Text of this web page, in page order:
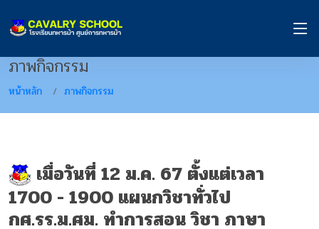
ภาพกิจกรรม
หน้าหลัก ภาพกิจกรรม
เมื่อวันที่ 12 ม.ค. 67 ตั้งแต่เวลา
1700 - 1900 แผนกวิชาทั่วไป
กศ.รร.ม.ศม. ทำการสอน วิชา ภาษา